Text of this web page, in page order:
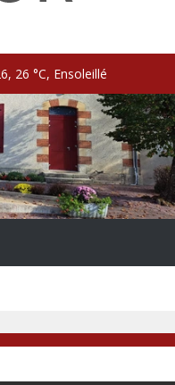
26 °C, Ensoleillé